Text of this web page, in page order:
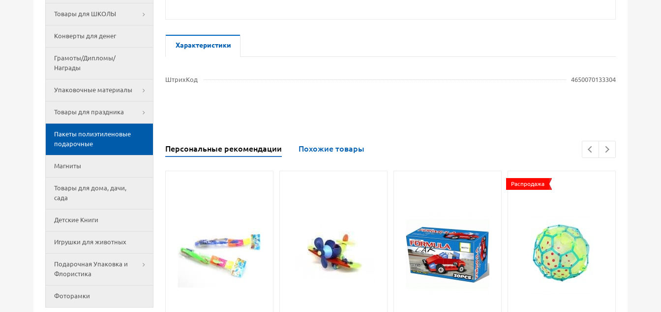
Товары для ШКОЛЫ
Конверты для денег
Грамоты/Дипломы/
Награды
Упаковочные материалы
Товары для праздника
Пакеты полиэтиленовые
подарочные
Магниты
Товары для дома, дачи,
сада
Детские Книги
Игрушки для животных
Подарочная Упаковка и
Флористика
Фоторамки
Характеристики
ШтрихКод 4650070133304
Персональные рекомендации Похожие товары
Распродажа